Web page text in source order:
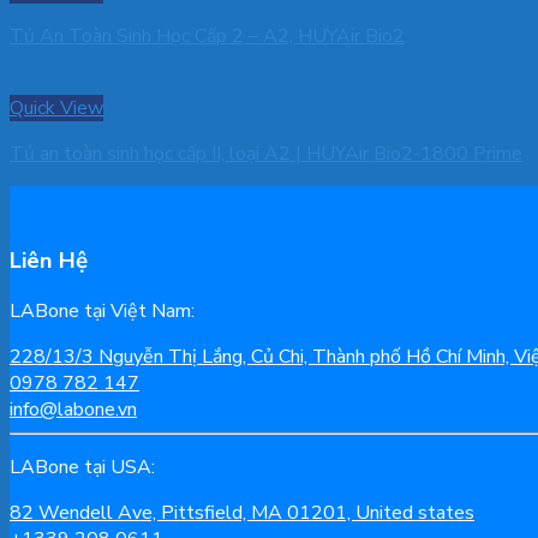
Quick View
Liên Hệ
LABone tại Việt Nam:
228/13/3 Nguyễn Thị Lắng, Củ Chi, Thành phố Hồ Chí Minh,
0978 782 147
info@labone.vn
LABone tại USA:
82 Wendell Ave, Pittsfield, MA 01201, United states